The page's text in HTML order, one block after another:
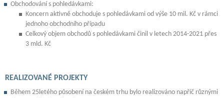
Obchodování s pohledávkami:
Koncern aktivně obchoduje s pohledávkami od výše 10 mil. Kč v rámci
jednoho obchodního případu
Celkový objem obchodů s pohledávkami činil v letech 2014-2021 přes
3 mld. Kč
REALIZOVANÉ PROJEKTY
Během 25letého působení na českém trhu bylo realizováno napříč různými